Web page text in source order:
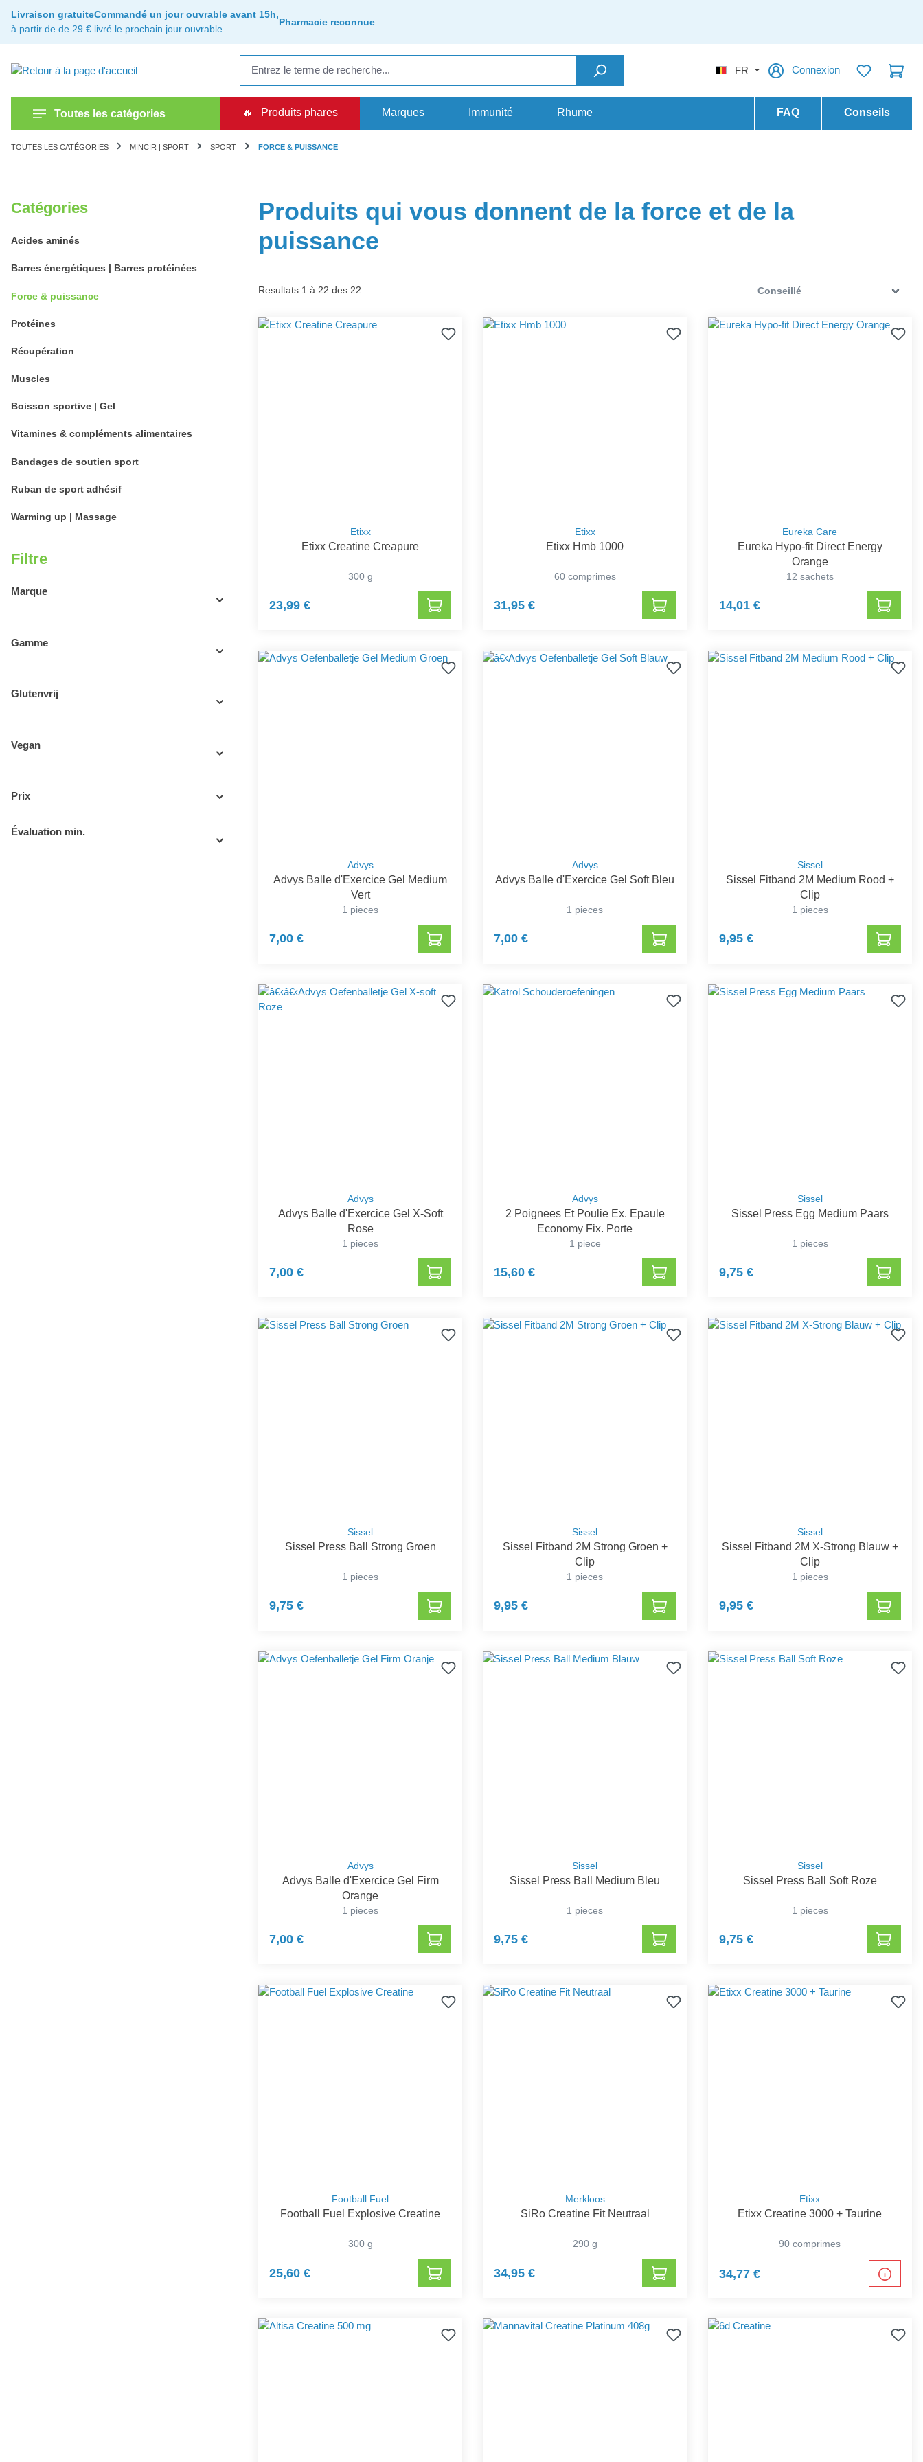
Passer à la navigation principale
Livraison gratuite
à partir de de 29 €
Commandé un jour ouvrable avant 15h,
livré le prochain jour ouvrable
Pharmacie reconnue
FR Connexion
Toutes les catégories 🔥 Produits phares Marques Immunité Rhume FAQ Conseils
TOUTES LES CATÉGORIES MINCIR | SPORT SPORT FORCE & PUISSANCE
Catégories
Acides aminés
Barres énergétiques | Barres protéinées
Force & puissance
Protéines
Récupération
Muscles
Boisson sportive | Gel
Vitamines & compléments alimentaires
Bandages de soutien sport
Ruban de sport adhésif
Warming up | Massage
Filtre
Marque
Gamme
Glutenvrij
Vegan
Prix
Évaluation min.
Produits qui vous donnent de la force et de la
puissance
Resultats 1 à 22 des 22
Etixx
Etixx Creatine Creapure
300 g
23,99 €
Etixx
Etixx Hmb 1000
60 comprimes
31,95 €
Eureka Care
Eureka Hypo-fit Direct Energy
Orange
12 sachets
14,01 €
Advys
Advys Balle d'Exercice Gel Medium
Vert
1 pieces
7,00 €
Advys
Advys Balle d'Exercice Gel Soft Bleu
1 pieces
7,00 €
Sissel
Sissel Fitband 2M Medium Rood +
Clip
1 pieces
9,95 €
Advys
Advys Balle d'Exercice Gel X-Soft
Rose
1 pieces
7,00 €
Advys
2 Poignees Et Poulie Ex. Epaule
Economy Fix. Porte
1 piece
15,60 €
Sissel
Sissel Press Egg Medium Paars
1 pieces
9,75 €
Sissel
Sissel Press Ball Strong Groen
1 pieces
9,75 €
Sissel
Sissel Fitband 2M Strong Groen +
Clip
1 pieces
9,95 €
Sissel
Sissel Fitband 2M X-Strong Blauw +
Clip
1 pieces
9,95 €
Advys
Advys Balle d'Exercice Gel Firm
Orange
1 pieces
7,00 €
Sissel
Sissel Press Ball Medium Bleu
1 pieces
9,75 €
Sissel
Sissel Press Ball Soft Roze
1 pieces
9,75 €
Football Fuel
Football Fuel Explosive Creatine
300 g
25,60 €
Merkloos
SiRo Creatine Fit Neutraal
290 g
34,95 €
Etixx
Etixx Creatine 3000 + Taurine
90 comprimes
34,77 €